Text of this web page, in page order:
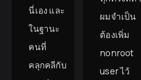
นี่เอง และ
ในฐานะ
คนที่
คลุกคลีกับ
ผมจำเป็น
ต้องเพิ่ม
nonroot
user ไว้